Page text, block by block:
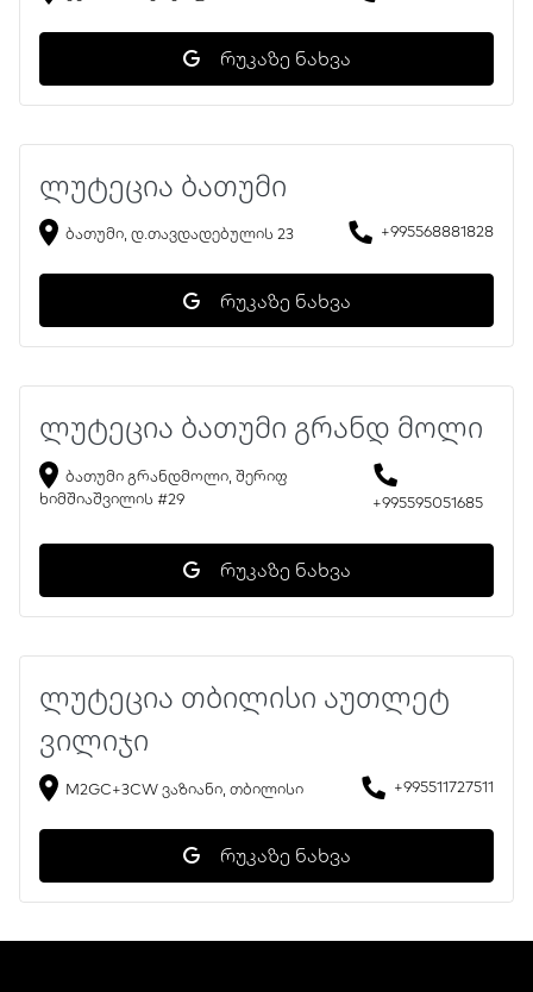
რუკაზე ნახვა
ლუტეცია ბათუმი
ბათუმი, დ.თავდადებულის 23 +995568881828
რუკაზე ნახვა
ლუტეცია ბათუმი გრანდ მოლი
ბათუმი გრანდმოლი, შერიფ
ხიმშიაშვილის #29
+995595051685
რუკაზე ნახვა
ლუტეცია თბილისი აუთლეტ
ვილიჯი
M2GC+3CW ვაზიანი, თბილისი +995511727511
რუკაზე ნახვა